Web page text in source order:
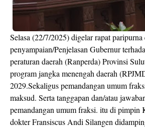
Selasa (22/7/2025) digelar rapat paripurna
penyampaian/Penjelasan Gubernur
peraturan daerah (Ranperda) Provinsi
program jangka menengah daerah
2029.Sekaligus pemandangan umum
maksud. Serta tanggapan dan/atau
pemandangan umum fraksi. itu di pimpin
dokter Fransiscus Andi Silangen